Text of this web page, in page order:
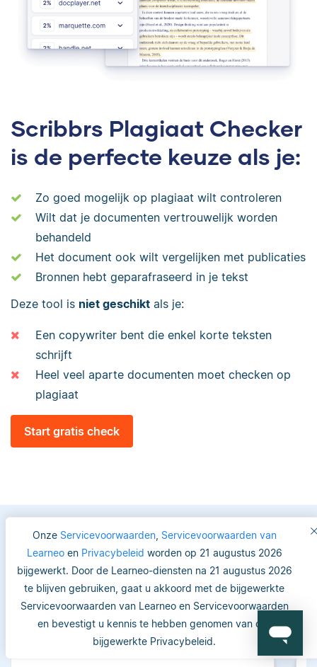
Onze Servicevoorwaarden, Servicevoorwaarden van
Learneoen Privacybeleid worden op 21 augustus 2026
bijgewerkt. Door de Learneo-diensten na 21 augustus 2026
te blijven gebruiken, gaat u akkoord met de bijgewerkte
Servicevoorwaarden van Learneo en Servicevoorwaarden
en bevestigt u kennis te hebben genomen van ons
bijgewerkte Privacybeleid.
Scribbrs Plagiaat Checker
is de perfecte keuze als je:
Zo goed mogelijk op plagiaat wilt controleren
Wilt dat je documenten vertrouwelijk worden
behandeld
Het document ook wilt vergelijken met publicaties
Bronnen hebt geparafraseerd in je tekst
Deze tool is niet geschikt als je:
Een copywriter bent die enkel korte teksten
schrijft
Heel veel aparte documenten moet checken op
plagiaat
Start gratis check
Vertrouwde keuze voor
studenten en academici